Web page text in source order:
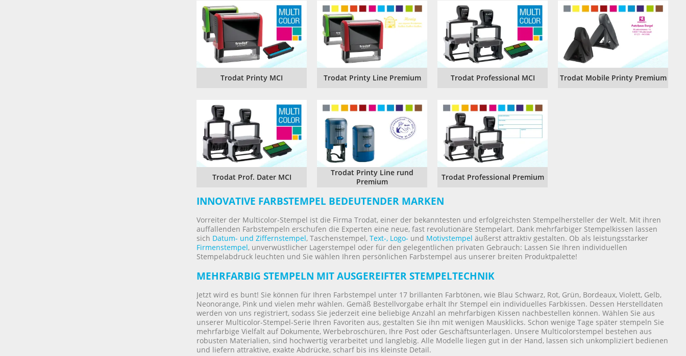
PERSONALISIERTE ADRESSSTEMPEL
STEMPELFRITZ IMPRINT LINE SKYBLUE
TRODAT® ID PROTECTOR
VERSCHLUSSKAPPEN
STEMPELHALTER
Trodat Printy MCI Trodat Printy Line Premium Trodat Professional MCI Trodat Mobile Printy Premium
Trodat Prof. Dater MCI
Trodat Printy Line rund
Premium
Trodat Professional Premium
INNOVATIVE FARBSTEMPEL BEDEUTENDER MARKEN
Vorreiter der Multicolor-Stempel ist die Firma Trodat, einer der bekanntesten und erfolgreichsten Stempelhersteller der Welt. Mit ihren
auffallenden Farbstempeln erschufen die Experten eine neue, fast revolutionäre Stempelart. Dank mehrfarbiger Stempelkissen lassen
sich Datum- und Ziffernstempel, Taschenstempel, Text-, Logo- und Motivstempel äußerst attraktiv gestalten. Ob als leistungsstarker
Firmenstempel, unverwüstlicher Lagerstempel oder für den gelegentlichen privaten Gebrauch: Lassen Sie Ihren individuellen
Stempelabdruck leuchten und Sie wählen Ihren persönlichen Farbstempel aus unserer breiten Produktpalette!
MEHRFARBIG STEMPELN MIT AUSGEREIFTER STEMPELTECHNIK
Jetzt wird es bunt! Sie können für Ihren Farbstempel unter 17 brillanten Farbtönen, wie Blau Schwarz, Rot, Grün, Bordeaux, Violett, Gelb,
Neonorange, Pink und vielen mehr wählen. Gemäß Bestellvorgabe erhält Ihr Stempel ein individuelles Farbkissen. Dessen Herstelldaten
werden von uns registriert, sodass Sie jederzeit eine beliebige Anzahl an mehrfarbigen Kissen nachbestellen können. Wählen Sie aus
unserer Multicolor-Stempel-Serie Ihren Favoriten aus, gestalten Sie ihn mit wenigen Mausklicks. Schon wenige Tage später stempeln Sie
mehrfarbige Vielfalt auf Dokumente, Werbebroschüren, Ihre Post oder Geschäftsunterlagen. Unsere Multicolorstempel bestehen aus
robusten Materialien, sind hochwertig verarbeitet und langlebig. Alle Modelle liegen gut in der Hand, lassen sich unkompliziert bedienen
und liefern attraktive, exakte Abdrücke, scharf bis ins kleinste Detail.